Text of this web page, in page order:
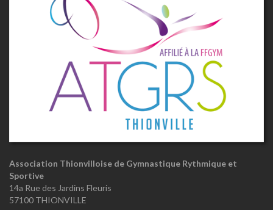
Association Thionvilloise de Gymnastique Rythmique et
Sportive
14a Rue des Jardins Fleuris
57100 THIONVILLE